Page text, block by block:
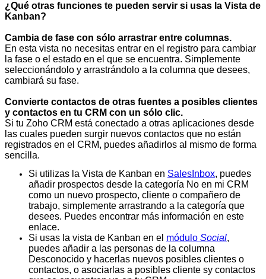
¿Qué otras funciones te pueden servir si usas la Vista de
Kanban?
Cambia de fase con sólo arrastrar entre columnas.
En esta vista no necesitas entrar en el registro para cambiar
la fase o el estado en el que se encuentra. Simplemente
seleccionándolo y arrastrándolo a la columna que desees,
cambiará su fase.
Convierte contactos de otras fuentes a posibles clientes
y contactos en tu CRM con un sólo clic.
Si tu Zoho CRM está conectado a otras aplicaciones desde
las cuales pueden surgir nuevos contactos que no están
registrados en el CRM, puedes añadirlos al mismo de forma
sencilla.
Si utilizas la Vista de Kanban en SalesInbox, puedes
añadir prospectos desde la categoría No en mi CRM
como un nuevo prospecto, cliente o compañero de
trabajo, simplemente arrastrando a la categoría que
desees. Puedes encontrar más información en este
enlace.
Si usas la vista de Kanban en el módulo Social,
puedes añadir a las personas de la columna
Desconocido y hacerlas nuevos posibles clientes o
contactos, o asociarlas a posibles cliente sy contactos